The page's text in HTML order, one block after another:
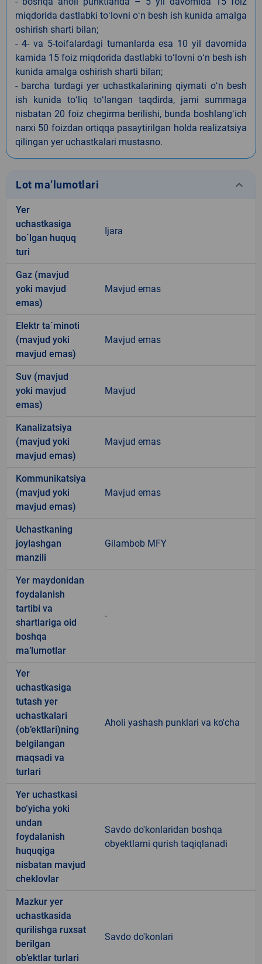
miqdorida dastlabki toʻlovni oʻn besh ish kunida amalga
oshirish sharti bilan;
- 4- va 5-toifalardagi tumanlarda esa 10 yil davomida
kamida 15 foiz miqdorida dastlabki toʻlovni oʻn besh ish
kunida amalga oshirish sharti bilan;
- barcha turdagi yer uchastkalarining qiymati oʻn besh
ish kunida toʻliq toʻlangan taqdirda, jami summaga
nisbatan 20 foiz chegirma berilishi, bunda boshlangʻich
narxi 50 foizdan ortiqqa pasaytirilgan holda realizatsiya
qilingan yer uchastkalari mustasno.
Lot ma’lumotlari keyboard_arrow_down
Yer
uchastkasiga
bo`lgan huquq
turi
Ijara
Gaz (mavjud
yoki mavjud
emas)
Mavjud emas
Elektr ta`minoti
(mavjud yoki
mavjud emas)
Mavjud emas
Suv (mavjud
yoki mavjud
emas)
Mavjud
Kanalizatsiya
(mavjud yoki
mavjud emas)
Mavjud emas
Kommunikatsiya
(mavjud yoki
mavjud emas)
Mavjud emas
Uchastkaning
joylashgan
manzili
Gilambob MFY
Yer maydonidan
foydalanish
tartibi va
shartlariga oid
boshqa
ma’lumotlar
-
Yer
uchastkasiga
tutash yer
uchastkalari
(ob’ektlari)ning
belgilangan
maqsadi va
turlari
Aholi yashash punklari va ko'cha
Yer uchastkasi
bo‘yicha yoki
undan
foydalanish
huquqiga
nisbatan mavjud
cheklovlar
Savdo do'konlaridan boshqa
obyektlarni qurish taqiqlanadi
Mazkur yer
uchastkasida
qurilishga ruxsat
berilgan
ob’ektlar turlari
Savdo do'konlari